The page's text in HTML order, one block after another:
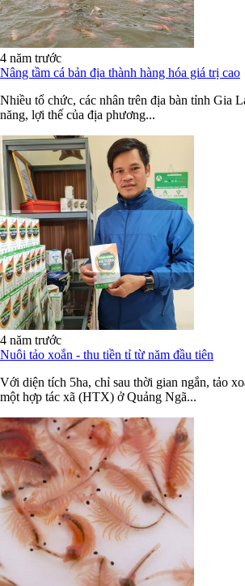
4 năm trước
Nâng tầm cá bản địa thành hàng hóa giá trị cao
Nhiều tổ chức, các nhân trên địa bàn tỉnh Gia
năng, lợi thế của địa phương...
4 năm trước
Nuôi tảo xoắn - thu tiền tỉ từ năm đầu tiên
Với diện tích 5ha, chỉ sau thời gian ngắn, tảo
một hợp tác xã (HTX) ở Quảng Ngã...